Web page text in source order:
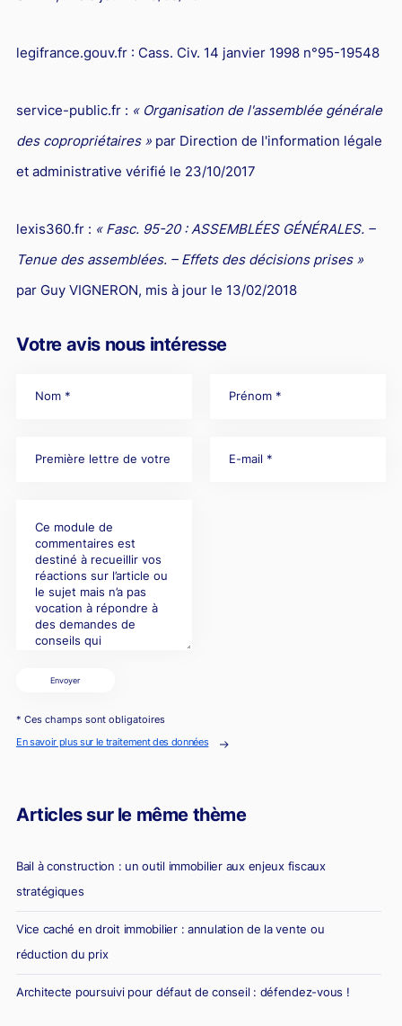
legifrance.gouv.fr : Cass. Civ. 14 janvier 1998 n°95-19548
service-public.fr : « Organisation de l'assemblée générale
des copropriétaires »par Direction de l'information légale
et administrative vérifié le 23/10/2017
lexis360.fr : « Fasc. 95-20 : ASSEMBLÉES GÉNÉRALES. –
Tenue des assemblées. – Effets des décisions prises »
par Guy VIGNERON, mis à jour le 13/02/2018
Votre avis nous intéresse
Envoyer
* Ces champs sont obligatoires
En savoir plus sur le traitement des données
Articles sur le même thème
Bail à construction : un outil immobilier aux enjeux fiscaux
stratégiques
Vice caché en droit immobilier : annulation de la vente ou
réduction du prix
Architecte poursuivi pour défaut de conseil : défendez-vous !